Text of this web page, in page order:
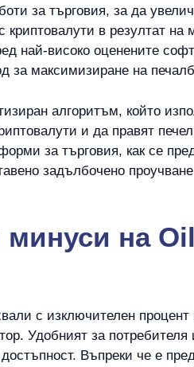
за търговия, за да
криптовалути в резултат
най-високо оценените
за максимизиране на
алгоритъм, който
и да правят
за търговия, как се
задълбочено
на
с изключителен процент
Удобният за
достъпност. Въпреки че е